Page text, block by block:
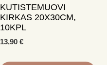
KUTISTEMUOVI
KIRKAS 20X30CM,
10KPL
13,90 €